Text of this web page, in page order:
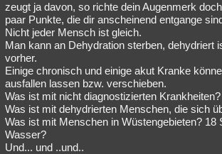
zeugt ja davon, so richte dein Augenmerk
paar Punkte, die dir anscheinend entgange
Nicht jeder Mensch ist gleich.
Man kann an Dehydration sterben, dehydriert
vorher.
Einige chronisch und einige akut Kranke
ausfallen lassen bzw. verschieben.
Was ist mit nicht diagnostizierten Krankheiten?
Was ist mit dehydrierten Menschen, die sich
Was ist mit Menschen in Wüstengebieten? 18
Wasser?
Und... und ..und..